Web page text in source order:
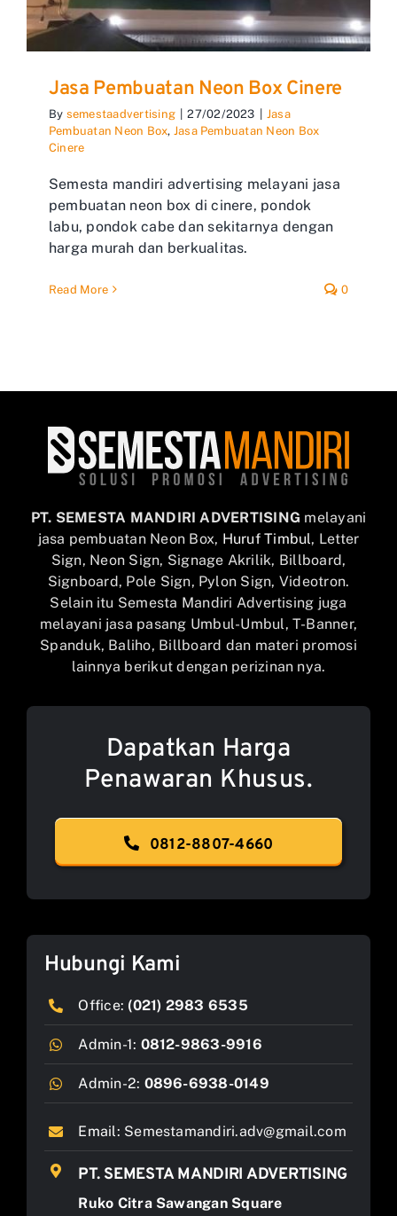
Jasa Pembuatan Neon Box Cinere
By semestaadvertising 27/02/2023
Jasa
Pembuatan Neon Box, Jasa Pembuatan Neon Box
Cinere
Semesta mandiri advertising melayani jasa
pembuatan neon box di cinere, pondok
labu, pondok cabe dan sekitarnya dengan
harga murah dan berkualitas.
Read More 0
PT. SEMESTA MANDIRI ADVERTISING melayani
jasa pembuatan Neon Box, Huruf Timbul, Letter
Sign, Neon Sign, Signage Akrilik, Billboard,
Signboard, Pole Sign, Pylon Sign, Videotron.
Selain itu Semesta Mandiri Advertising juga
melayani jasa pasang Umbul-Umbul, T-Banner,
Spanduk, Baliho, Billboard dan materi promosi
lainnya berikut dengan perizinan nya.
Dapatkan Harga
Penawaran Khusus.
0812-8807-4660
Hubungi Kami
Office: (021) 2983 6535
Admin-1: 0812-9863-9916
Admin-2: 0896-6938-0149
Email: Semestamandiri.adv@gmail.com
PT. SEMESTA MANDIRI ADVERTISING
Ruko Citra Sawangan Square